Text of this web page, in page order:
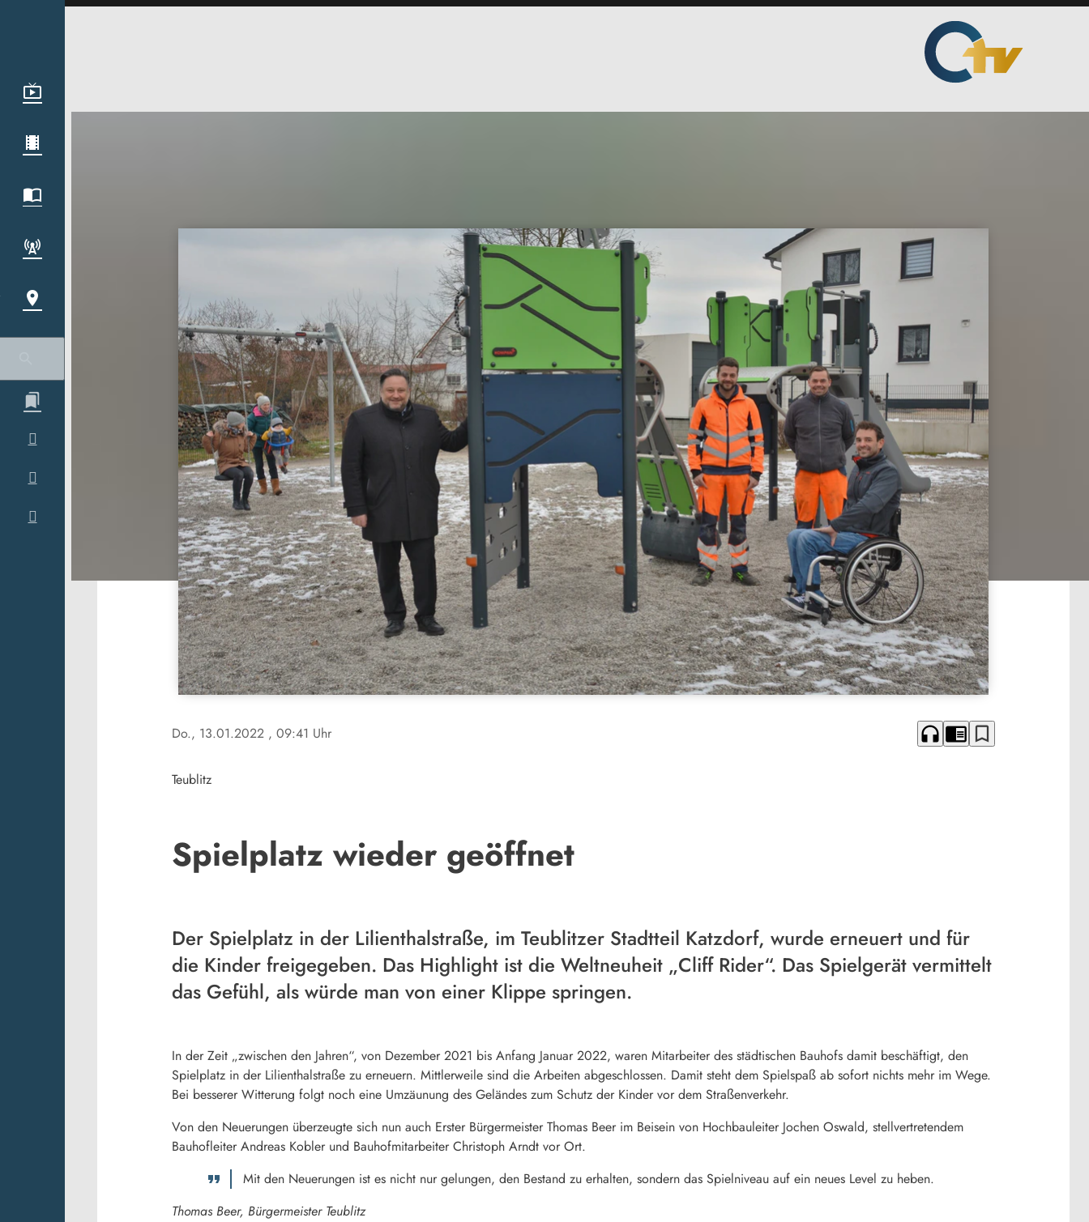
Do., 13.01.2022 , 09:41 Uhr headphones chrome_reader_mode bookmark_border
Teublitz
Spielplatz wieder geöffnet
Der Spielplatz in der Lilienthalstraße, im Teublitzer Stadtteil Katzdorf, wurde erneuert und für
die Kinder freigegeben. Das Highlight ist die Weltneuheit „Cliff Rider“. Das Spielgerät vermittelt
das Gefühl, als würde man von einer Klippe springen.
In der Zeit „zwischen den Jahren“, von Dezember 2021 bis Anfang Januar 2022, waren Mitarbeiter des städtischen Bauhofs damit beschäftigt, den
Spielplatz in der Lilienthalstraße zu erneuern. Mittlerweile sind die Arbeiten abgeschlossen. Damit steht dem Spielspaß ab sofort nichts mehr im Wege.
Bei besserer Witterung folgt noch eine Umzäunung des Geländes zum Schutz der Kinder vor dem Straßenverkehr.
Von den Neuerungen überzeugte sich nun auch Erster Bürgermeister Thomas Beer im Beisein von Hochbauleiter Jochen Oswald, stellvertretendem
Bauhofleiter Andreas Kobler und Bauhofmitarbeiter Christoph Arndt vor Ort.
Mit den Neuerungen ist es nicht nur gelungen, den Bestand zu erhalten, sondern das Spielniveau auf ein neues Level zu heben.
Thomas Beer, Bürgermeister Teublitz